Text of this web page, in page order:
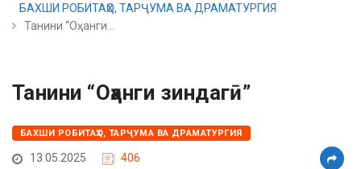
БАХШИ РОБИТАҲО, ТАРҶУМА ВА ДРАМАТУРГИЯ
Танини “Оҳанги…
Танини “Оҳанги зиндагӣ”
БАХШИ РОБИТАҲО, ТАРҶУМА ВА ДРАМАТУРГИЯ
13.05.2025 406